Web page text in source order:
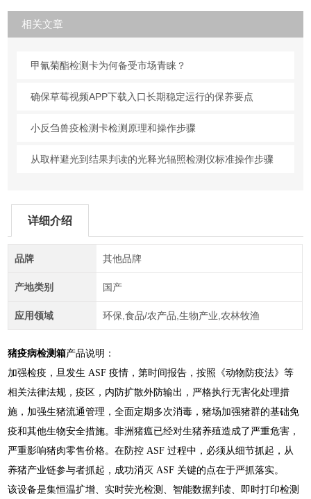
相关文章
甲氰菊酯检测卡为何备受市场青睐？
确保草莓视频APP下载入口长期稳定运行的保养要点
小反刍兽疫检测卡检测原理和操作步骤
从取样避光到结果判读的光释光辐照检测仪标准操作步骤
详细介绍
品牌 其他品牌
产地类别 国产
应用领域 环保,食品/农产品,生物产业,农林牧渔
猪疫病检测箱产品说明：
加强检疫，旦发生 ASF 疫情，第时间报告，按照《动物防疫法》等
相关法律法规，疫区，内防扩散外防输出，严格执行无害化处理措
施，加强生猪流通管理，全面定期多次消毒，猪场加强猪群的基础免
疫和其他生物安全措施。非洲猪瘟已经对生猪养殖造成了严重危害，
严重影响猪肉零售价格。在防控 ASF 过程中，必须从细节抓起，从
养猪产业链参与者抓起，成功消灭 ASF 关键的点在于严抓落实。
该设备是集恒温扩增、实时荧光检测、智能数据判读、即时打印检测